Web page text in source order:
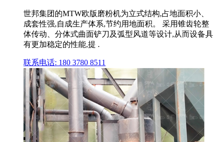
世邦集团的MTW欧版磨粉机为立式结构,占地面积小、
成套性强,自成生产体系,节约用地面积。 采用锥齿轮整
体传动、分体式曲面铲刀及弧型风道等设计,从而设备具
有更加稳定的性能,提 .
联系电话: 180 3780 8511